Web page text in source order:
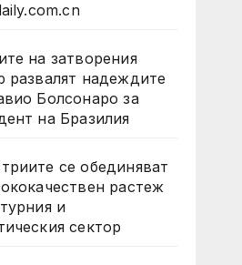
на затворения
развалят надеждите
Болсонаро за
на Бразилия
се обединяват
растеж
и
сектор